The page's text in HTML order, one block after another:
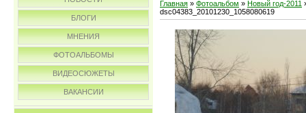
БЛОГИ
МНЕНИЯ
ФОТОАЛЬБОМЫ
ВИДЕОСЮЖЕТЫ
ВАКАНСИИ
Главная » Фотоальбом » Новый год-2011
dsc04383_20101230_1058080619